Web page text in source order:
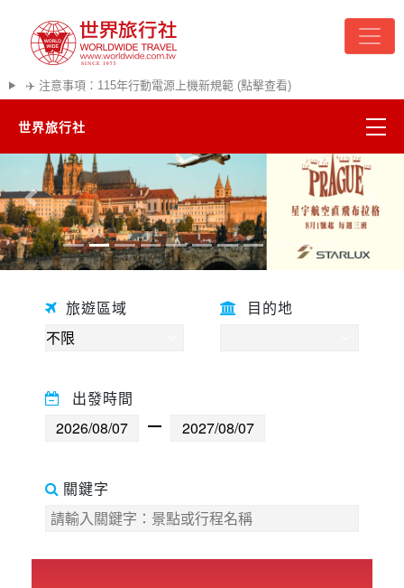
✈️ 注意事項：115年行動電源上機新規範 (點擊查看)
世界旅行社
精彩越南
熱門韓國
超夯日本
世界臻旅
歐洲之旅
往前 往後
旅遊區域 目的地
出發時間
關鍵字